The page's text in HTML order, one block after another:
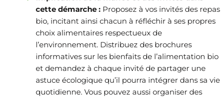
cette démarche : Proposez à vos invités des repas
bio, incitant ainsi chacun à réfléchir à ses propres
choix alimentaires respectueux de
l’environnement. Distribuez des brochures
informatives sur les bienfaits de l’alimentation bio
et demandez à chaque invité de partager une
astuce écologique qu’il pourra intégrer dans sa vie
quotidienne. Vous pouvez aussi organiser des